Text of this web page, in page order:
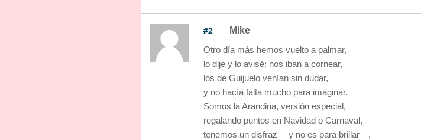
#2 Mike
Otro día más hemos vuelto a palmar,
lo dije y lo avisé: nos iban a cornear,
los de Guijuelo venían sin dudar,
y no hacía falta mucho para imaginar.
Somos la Arandina, versión especial,
regalando puntos en Navidad o Carnaval,
tenemos un disfraz —y no es para brillar—,